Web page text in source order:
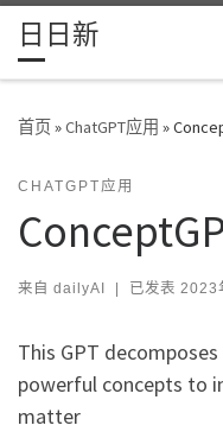
Skip to content
日日新
首页»ChatGPT应用 »
CHATGPT应用
来自 dailyAI | 已发表 2023
This GPT
powerful concepts to
matter